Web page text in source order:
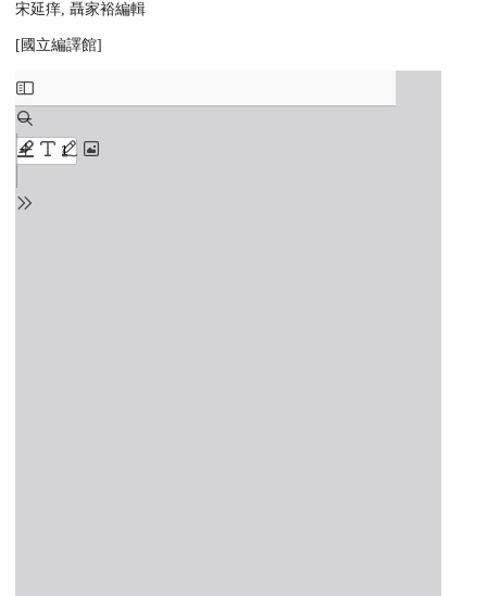
宋延痒, 聶家裕編輯
[國立編譯館]